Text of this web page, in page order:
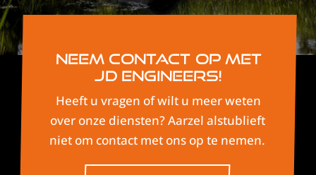
Neem contact op met
JD Engineers!
Heeft u vragen of wilt u meer weten
over onze diensten? Aarzel alstublieft
niet om contact met ons op te nemen.